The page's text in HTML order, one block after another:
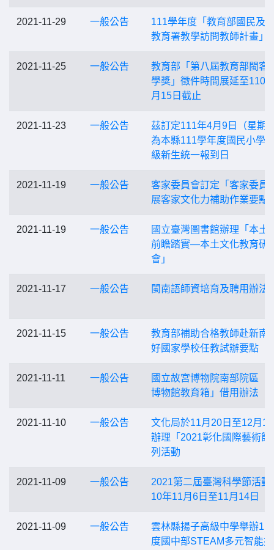
2021-11-29 一般公告
111學年度「教育部國民及
教育署教學訪問教師計畫」
2021-11-25 一般公告
教育部「第八屆教育部閩客
學獎」徵件時間展延至110
月15日截止
2021-11-23 一般公告
茲訂定111年4月9日（星期
為本縣111學年度國民小學
級新生統一報到日
2021-11-19 一般公告
客家委員會訂定「客家委員
展客家文化力補助作業要點
2021-11-19 一般公告
國立臺灣圖書館辦理「本土
前瞻踏實—本土文化教育研
會」
2021-11-17 一般公告 閩南語師資培育及聘用辦法
2021-11-15 一般公告
教育部補助合格教師赴新南
好國家學校任教試辦要點
2021-11-11 一般公告
國立故宮博物院南部院區「
博物館教育箱」借用辦法
2021-11-10 一般公告
文化局於11月20日至12月
辦理「2021彰化國際藝術節
列活動
2021-11-09 一般公告
2021第二屆臺灣科學節活動
10年11月6日至11月14日
2021-11-09 一般公告
雲林縣揚子高級中學舉辦
度國中部STEAM多元智能